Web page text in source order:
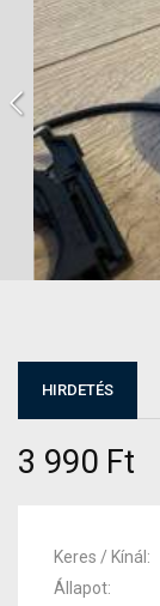
HIRDETÉS
3 990 Ft
Keres / Kínál
Állapot